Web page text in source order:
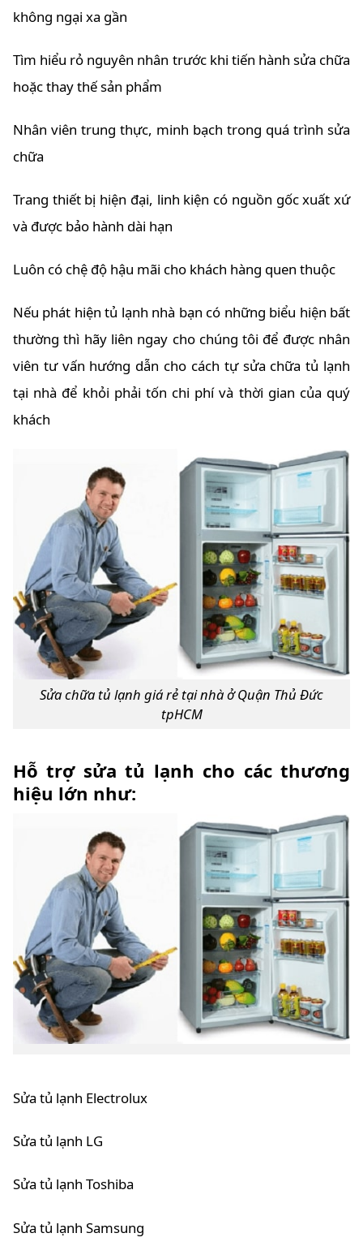
không ngại xa gần
Tìm hiểu rỏ nguyên nhân trước khi tiến hành sửa chữa
hoặc thay thế sản phẩm
Nhân viên trung thực, minh bạch trong quá trình sửa
chữa
Trang thiết bị hiện đại, linh kiện có nguồn gốc xuất xứ
và được bảo hành dài hạn
Luôn có chệ độ hậu mãi cho khách hàng quen thuộc
Nếu phát hiện tủ lạnh nhà bạn có những biểu hiện bất
thường thì hãy liên ngay cho chúng tôi để được nhân
viên tư vấn hướng dẫn cho cách tự sửa chữa tủ lạnh
tại nhà để khỏi phải tốn chi phí và thời gian của quý
khách
Sửa chữa tủ lạnh giá rẻ tại nhà ở Quận Thủ Đức
tpHCM
Hỗ trợ sửa tủ lạnh cho các thương
hiệu lớn như:
Sửa tủ lạnh Electrolux
Sửa tủ lạnh LG
Sửa tủ lạnh Toshiba
Sửa tủ lạnh Samsung